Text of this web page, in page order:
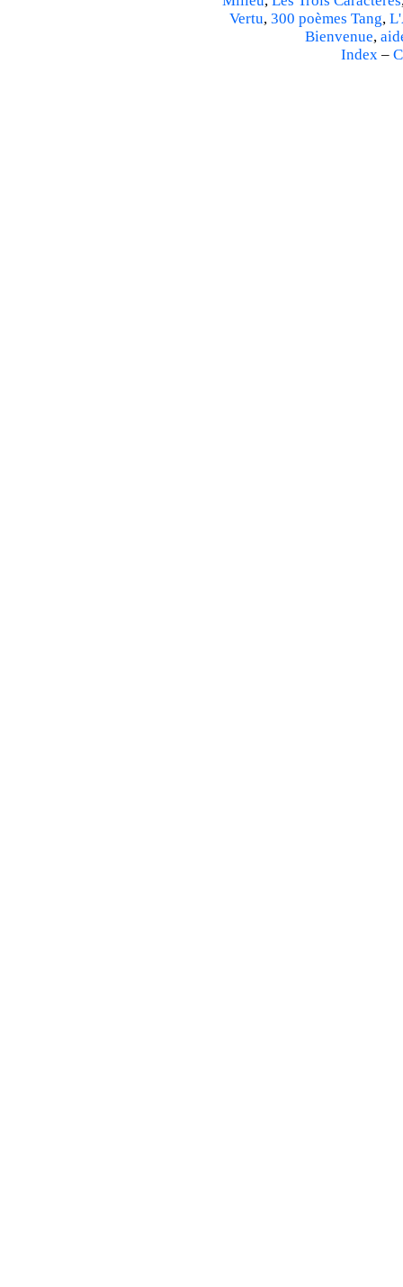
Vertu, 300 poèmes Tang,
Bienvenue,
Index –